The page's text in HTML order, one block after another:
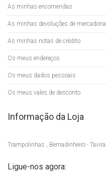
As minhas encomendas
As minhas devoluções de mercadoria
As minhas notas de crédito
Os meus endereços
Os meus dados pessoais
Os meus vales de desconto
Informação da Loja
Trampolinhas , Bernadinheiro - Tavira
Ligue-nos agora: